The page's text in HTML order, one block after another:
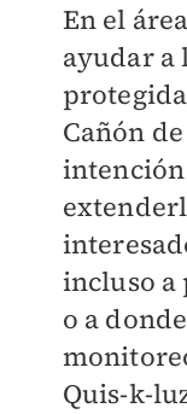
En el
ayudar a
Cañón
incluso a
o a
Quis-k-